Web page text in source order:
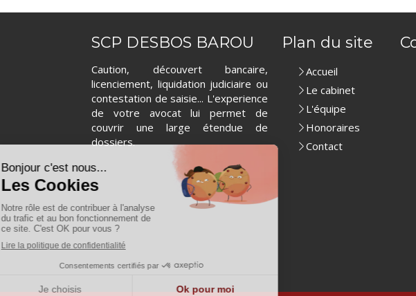
SCP DESBOS BAROU
Caution, découvert bancaire,
licenciement, liquidation judiciaire ou
contestation de saisie... L'experience
de votre avocat lui permet de
couvrir une large étendue de
dossiers.
Plan du site
Accueil
Le cabinet
L'équipe
Honoraires
Contact